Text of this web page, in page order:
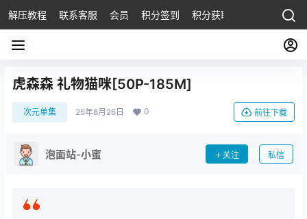
解压教程 联系客服 会员 积分签到 积分获取
虎森森 礼物猫咪[50P-185M]
次元单集 25年8月26日 0 前往下载
泡面站-小蜜 关注 私信